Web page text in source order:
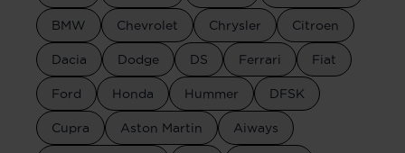
BMW Chevrolet Chrysler Citroen
Dacia Dodge DS Ferrari Fiat
Ford Honda Hummer DFSK
Cupra Aston Martin Aiways